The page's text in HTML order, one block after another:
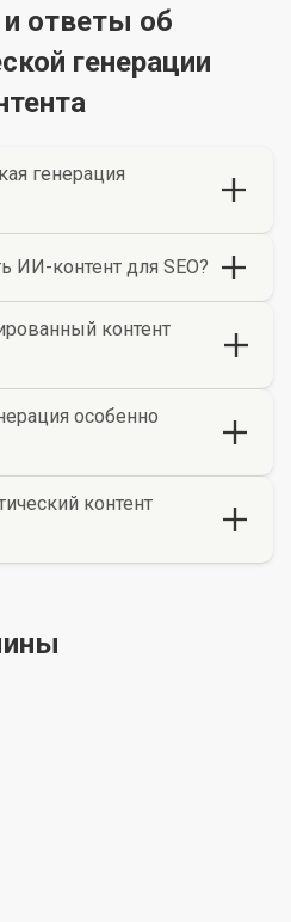
ответы об
генерации
генерация
ИИ-контент для SEO?
контент
особенно
контент